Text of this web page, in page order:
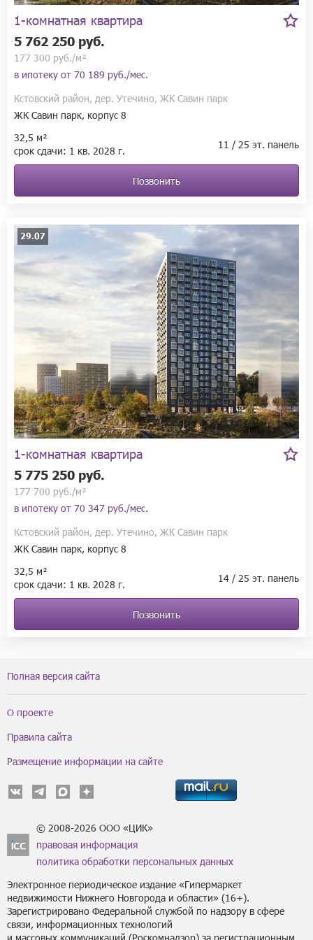
1-комнатная квартира
5 762 250 руб.
177 300 руб./м²
в ипотеку от 70 189 руб./мес.
Кстовский район, дер. Утечино, ЖК Савин парк
ЖК Савин парк, корпус 8
32,5 м²
срок сдачи: 1 кв. 2028 г. 11 / 25 эт. панель
Позвонить
29.07
1-комнатная квартира
5 775 250 руб.
177 700 руб./м²
в ипотеку от 70 347 руб./мес.
Кстовский район, дер. Утечино, ЖК Савин парк
ЖК Савин парк, корпус 8
32,5 м²
срок сдачи: 1 кв. 2028 г. 14 / 25 эт. панель
Позвонить
Полная версия сайта
О проекте
Правила сайта
Размещение информации на сайте
© 2008-2026 ООО «ЦИК»
правовая информация
политика обработки персональных данных
Электронное периодическое издание «Гипермаркет
недвижимости Нижнего Новгорода и области» (16+).
Зарегистрировано Федеральной службой по надзору в сфере
связи, информационных технологий